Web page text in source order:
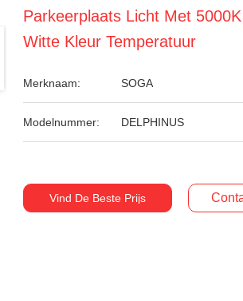
Parkeerplaats Licht Met
Witte Kleur Temperatuur
Merknaam: SOGA
Modelnummer: DELPHINUS
Vind De Beste Prijs